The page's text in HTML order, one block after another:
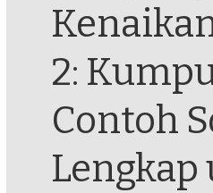
2:
Contoh